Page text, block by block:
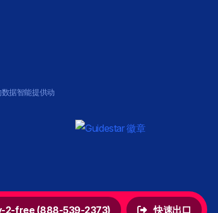
2-free (888-539-2373) 快速出口
据智能提供动